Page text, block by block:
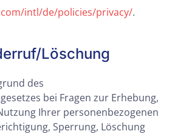
intl/de/policies/privacy/.
Löschung
des
bei Fragen zur Erhebung,
Ihrer personenbezogenen
Sperrung, Löschung